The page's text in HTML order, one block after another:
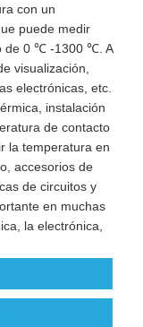
con un
puede medir
de 0 ℃ -1300 ℃. A
visualización,
electrónicas, etc.
instalación
de contacto
la temperatura en
accesorios de
de circuitos y
en muchas
la electrónica,